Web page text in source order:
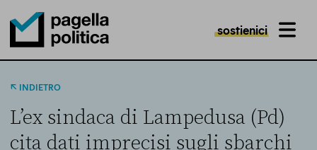
Pagella Politica Logo
sostienici MENU
INDIETRO
L’ex sindaca di Lampedusa (Pd)
cita dati imprecisi sugli sbarchi